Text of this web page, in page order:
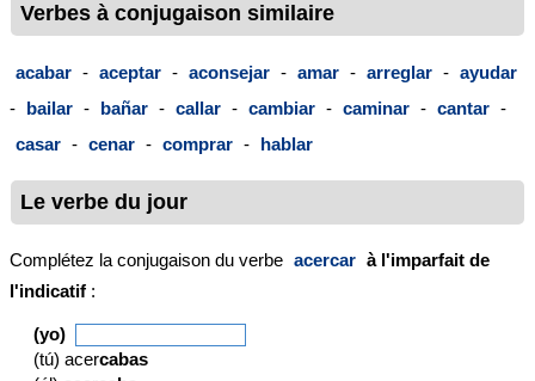
Verbes à conjugaison similaire
acabar - aceptar - aconsejar - amar - arreglar - ayudar
- bailar - bañar - callar - cambiar - caminar - cantar -
casar - cenar - comprar - hablar
Le verbe du jour
Complétez la conjugaison du verbe acercar à l'imparfait de
l'indicatif :
(yo)
(tú) acercabas